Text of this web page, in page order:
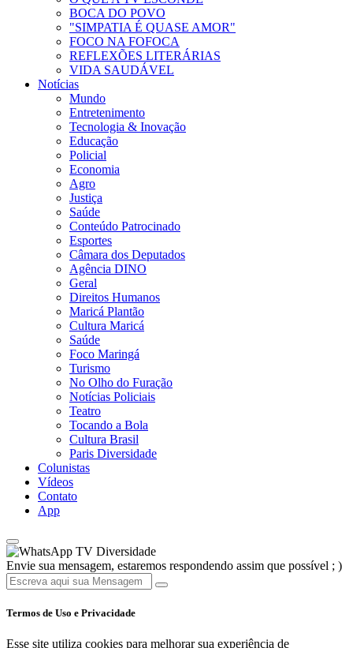
BOCA DO POVO
"SIMPATIA É QUASE AMOR"
FOCO NA FOFOCA
REFLEXÕES LITERÁRIAS
VIDA SAUDÁVEL
Notícias
Mundo
Entretenimento
Tecnologia & Inovação
Educação
Policial
Economia
Agro
Justiça
Saúde
Conteúdo Patrocinado
Esportes
Câmara dos Deputados
Agência DINO
Geral
Direitos Humanos
Maricá Plantão
Cultura Maricá
Saúde
Foco Maringá
Turismo
No Olho do Furação
Notícias Policiais
Teatro
Tocando a Bola
Cultura Brasil
Paris Diversidade
Colunistas
Vídeos
Contato
App
TV Diversidade
Envie sua mensagem, estaremos respondendo assim que possível ; )
Termos de Uso e Privacidade
Esse site utiliza cookies para melhorar sua experiência de